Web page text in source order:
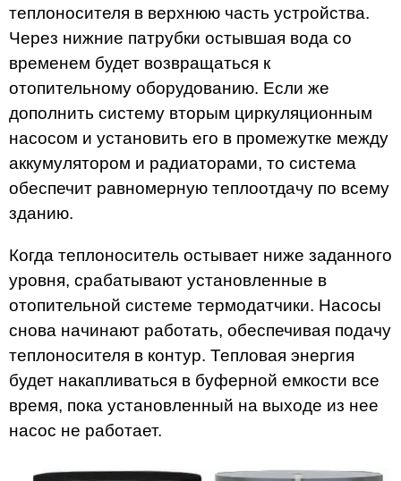
теплоносителя в верхнюю часть устройства.
Через нижние патрубки остывшая вода со
временем будет возвращаться к
отопительному оборудованию. Если же
дополнить систему вторым циркуляционным
насосом и установить его в промежутке между
аккумулятором и радиаторами, то система
обеспечит равномерную теплоотдачу по всему
зданию.
Когда теплоноситель остывает ниже заданного
уровня, срабатывают установленные в
отопительной системе термодатчики. Насосы
снова начинают работать, обеспечивая подачу
теплоносителя в контур. Тепловая энергия
будет накапливаться в буферной емкости все
время, пока установленный на выходе из нее
насос не работает.